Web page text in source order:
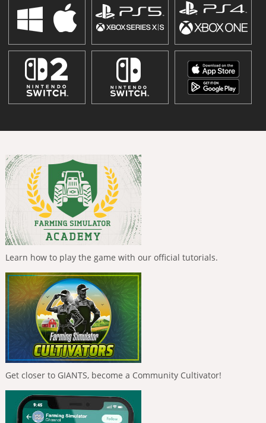
Learn how to play the game with our official tutorials.
Get closer to GIANTS, become a Community Cultivator!